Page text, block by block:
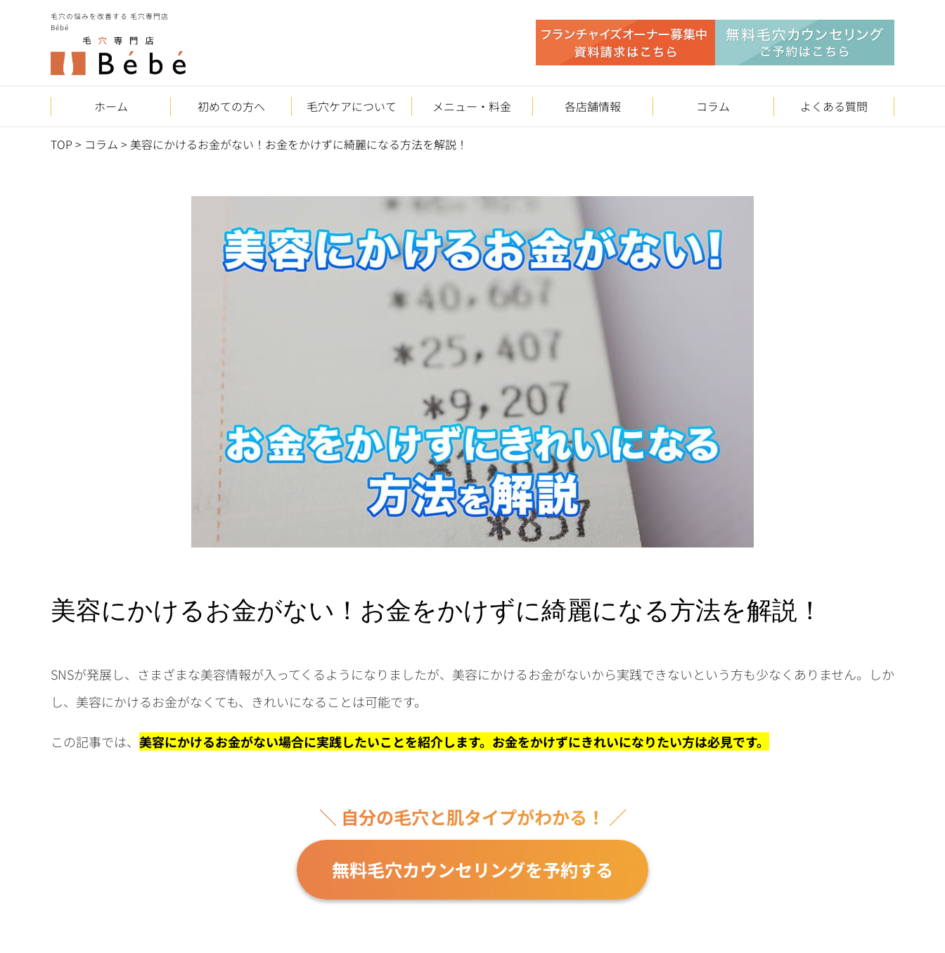
毛穴の悩みを改善する 毛穴専門店
Bébé
ホーム 初めての方へ 毛穴ケアについて メニュー・料金 各店舗情報 コラム よくある質問
TOP > コラム > 美容にかけるお金がない！お金をかけずに綺麗になる方法を解説！
美容にかけるお金がない！お金をかけずに綺麗になる方法を解説！
SNSが発展し、さまざまな美容情報が入ってくるようになりましたが、美容にかけるお金がないから実践できないという方も少なくありません。しか
し、美容にかけるお金がなくても、きれいになることは可能です。
この記事では、 美容にかけるお金がない場合に実践したいことを紹介します。お金をかけずにきれいになりたい方は必見です。
＼ 自分の毛穴と肌タイプがわかる！ ／
無料毛穴カウンセリングを予約する